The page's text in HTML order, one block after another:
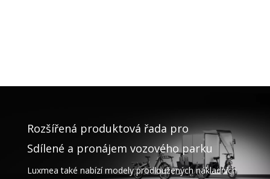
Rozšířená produktová řada pro
Sdílené a pronájem vozového parku
Luxmea také nabízí modely prodloužených nákladních